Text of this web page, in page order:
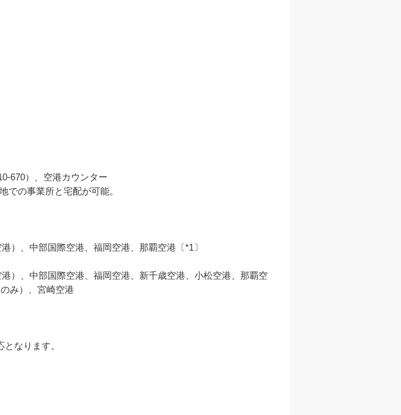
670）、空港カウンター
での事業所と宅配が可能。
）、中部国際空港、福岡空港、那覇空港〔*1〕
）、中部国際空港、福岡空港、新千歳空港、小松空港、那覇空
み）、宮崎空港
なります。